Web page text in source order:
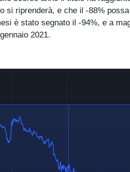
si riprenderà, e che il -88%
è stato segnato il -94%, e a
2021.